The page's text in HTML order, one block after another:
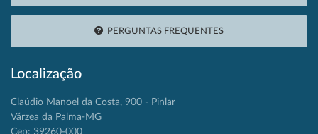
PERGUNTAS FREQUENTES
Localização
Claúdio Manoel da Costa, 900 - Pinlar
Várzea da Palma-MG